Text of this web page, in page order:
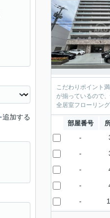
こだわりポイント
が揃っているので
全居室フローリン
部屋番号
-
-
-
-
-
追加する